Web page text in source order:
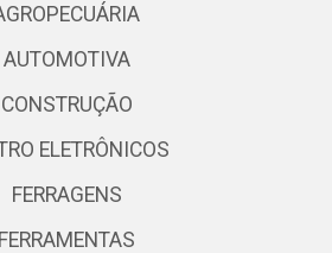
AUTOMOTIVA
CONSTRUÇÃO
ELETRÔNICOS
FERRAGENS
FERRAMENTAS